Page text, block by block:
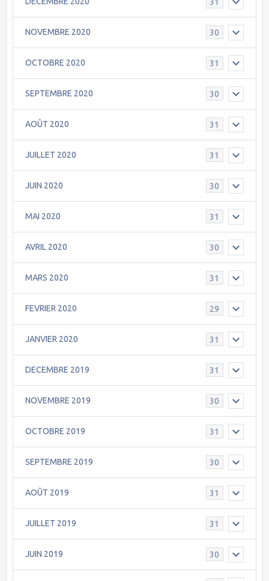
NOVEMBRE 2020 30
OCTOBRE 2020 31
SEPTEMBRE 2020 30
AOÛT 2020 31
JUILLET 2020 31
JUIN 2020 30
MAI 2020 31
AVRIL 2020 30
MARS 2020 31
FEVRIER 2020 29
JANVIER 2020 31
DECEMBRE 2019 31
NOVEMBRE 2019 30
OCTOBRE 2019 31
SEPTEMBRE 2019 30
AOÛT 2019 31
JUILLET 2019 31
JUIN 2019 30